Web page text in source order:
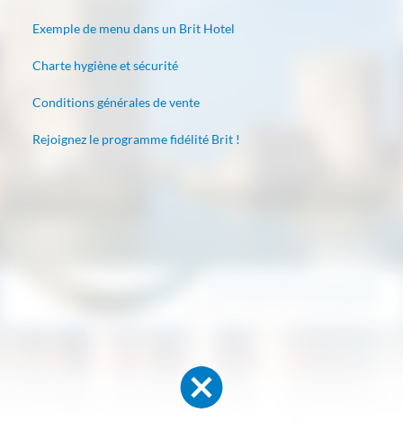
Exemple de menu dans un Brit Hotel
Charte hygiène et sécurité
Conditions générales de vente
Rejoignez le programme fidélité Brit !